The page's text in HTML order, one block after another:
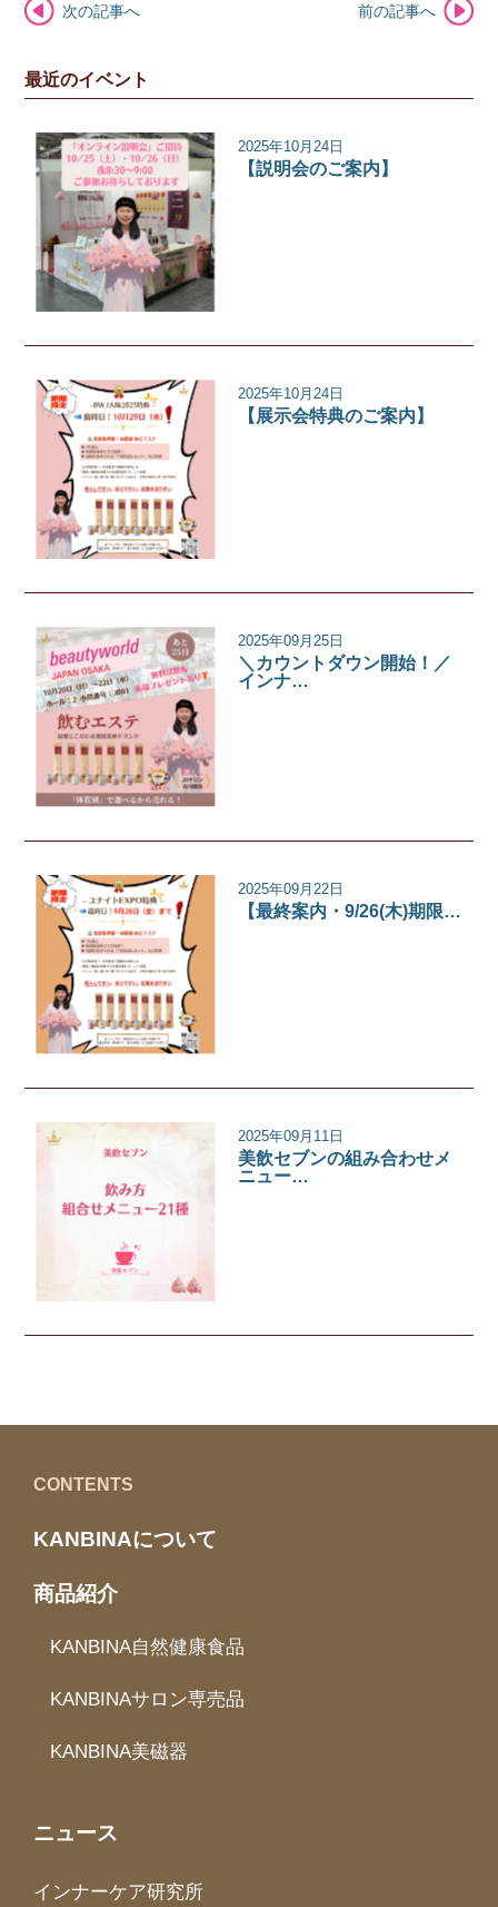
次の記事へ 前の記事へ
最近のイベント
2025年10月24日
【説明会のご案内】
2025年10月24日
【展示会特典のご案内】
2025年09月25日
＼カウントダウン開始！／
インナ…
2025年09月22日
【最終案内・9/26(木)期限…
2025年09月11日
美飲セブンの組み合わせメ
ニュー…
CONTENTS
KANBINAについて
商品紹介
KANBINA自然健康食品
KANBINAサロン専売品
KANBINA美磁器
ニュース
インナーケア研究所